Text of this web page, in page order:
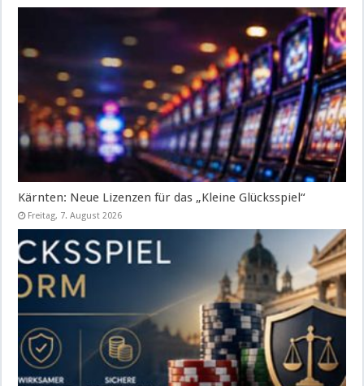
Kärnten: Neue Lizenzen für das „Kleine Glücksspiel“
Freitag, 7. August 2026